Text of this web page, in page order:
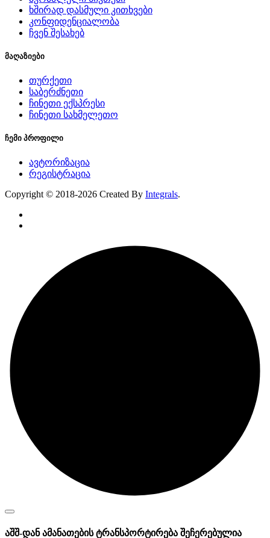
ხშირად დასმული კითხვები
კონფიდენციალობა
ჩვენ შესახებ
მაღაზიები
თურქეთი
საბერძნეთი
ჩინეთი ექსპრესი
ჩინეთი სახმელეთო
ჩემი პროფილი
ავტორიზაცია
რეგისტრაცია
Copyright © 2018-2026 Created By Integrals.
აშშ-დან ამანათების ტრანსპორტირება შეჩერებულია